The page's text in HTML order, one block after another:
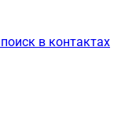
в контактах